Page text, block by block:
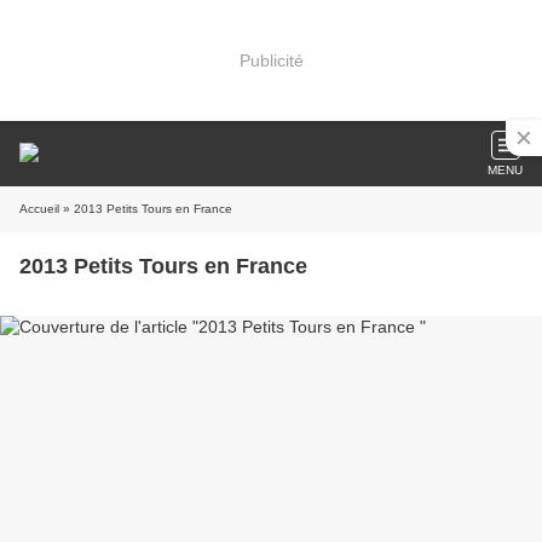
Publicité
MENU
Accueil » 2013 Petits Tours en France
2013 Petits Tours en France